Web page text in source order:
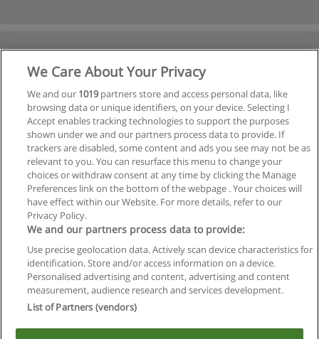
Regras de uso
Privacidade de dados
We Care About Your Privacy
We and our 1019partners store and access personal data, like
browsing data or unique identifiers, on your device. Selecting I
Accept enables tracking technologies to support the purposes
shown under we and our partners process data to provide. If
trackers are disabled, some content and ads you see may not be as
relevant to you. You can resurface this menu to change your
choices or withdraw consent at any time by clicking the Manage
Preferences link on the bottom of the webpage . Your choices will
have effect within our Website. For more details, refer to our
Privacy Policy.
We and our partners process data to provide:
Use precise geolocation data. Actively scan device characteristics for
identification. Store and/or access information on a device.
Personalised advertising and content, advertising and content
measurement, audience research and services development.
List of Partners (vendors)